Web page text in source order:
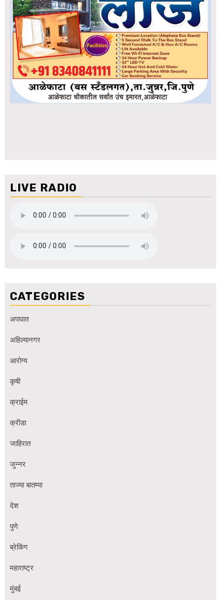
LIVE RADIO
CATEGORIES
अपघात
अहिल्यानगर
आरोग्य
कृषी
क्राईम
क्रीडा
जाहिरात
जुन्नर
ताज्या बातम्या
देश
पुणे
ब्रेकिंग
महाराष्ट्र
मुंबई